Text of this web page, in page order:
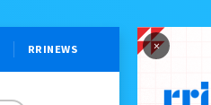
×
RRINEWS